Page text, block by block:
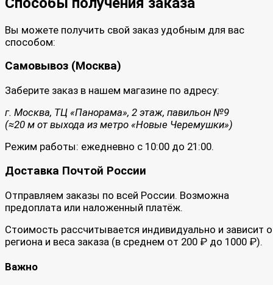
Вы можете получить свой заказ удобным для вас
способом:
Самовывоз (Москва)
Заберите заказ в нашем магазине по адресу:
г. Москва, ТЦ «Панорама», 2 этаж, павильон №9
(≈20 м от выхода из метро «Новые Черемушки»)
Режим работы: ежедневно с 10:00 до 21:00.
Доставка Почтой России
Отправляем заказы по всей России. Возможна
предоплата или наложенный платёж.
Стоимость рассчитывается индивидуально и зависит
региона и веса заказа (в среднем от 200 ₽ до 1000 ₽).
Важно